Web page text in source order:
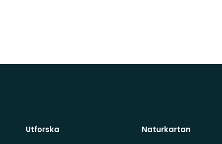
Utforska
Naturkartan